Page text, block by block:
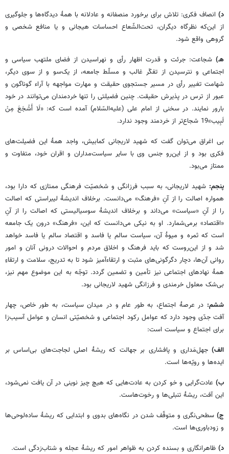
د) انصاف فکری: تلاش برای برخورد منصفانه و عادلانه با همۀ دیدگاه‌ها و جلوگیری
از ‌این‌که نظرگاه دیگران، تحت‌الشّعاع احساسات هیجانی و یا منافع شخصی و
گروهی واقع شود.
هـ) شجاعت: جرئت و قدرت اظهار رأی و نهراسیدن از فضای ملتهب سیاسی و
اجتماعی و نترسیدن از تفکّر غالب و مسلّط جامعه، از یک‌سو و از سوی دیگر،
شهامت تغییر رأی در مسیر جستجوی حقیقت و مهارت مواجهه با آراء گوناگون و
عبور از ترس در پذیرش حقیقت. چنین فضیلتی را تنها خردمندان می‌توانند در خود
بارور نمایند. در سخنی از امام علی (علیه‌السّلام) آمده است که: «لَا أَشْجَعَ مِنْ‏
لَبِیب»19 شجاع‌تر از خردمند وجود ندارد.
بی اغراق می‌توان گفت که شهید لاریجانی کمابیش، واجد همۀ این فضیلت‌های
فکری بود و از این‌رو جنس وی با سایر سیاست‌مداران و اقران خود، متفاوت و
ممتاز می‌بود.
پنجم: شهید لاریجانی، به سبب فرزانگی و شخصیّت فرهنگی ممتازی که دارا بود،
همواره اصالت را از آنِ «فرهنگ» می‌دانست. برخلاف اندیشۀ لیبراستی که اصالت
را از آنِ «سیاست» می‌داند و برخلاف اندیشۀ سوسیالیستی که اصالت را از آنِ
«اقتصاد» برمی‌شمارد. او به نیکی می‌دانست که این، «فرهنگ» درون یک جامعه
است که ثمره و میوۀ آن، سیاست سالم یا فاسد و اقتصاد سالم یا فاسد خواهد
شد و از این‌روست که باید فرهنگ و اخلاق مردم و احوالات درونی آنان و امور
روانی آن‌ها، دچار دگرگونی‌های مثبت و ارتقاءآمیز شود تا به تدریج، سلامت و ارتقاءِ
همۀ نهادهای اجتماعی نیز تأمین و تضمین گردد. توجّه به این موضوع مهم نیز،
بی‌شک معلول خرمندی و فرزانگی شهید لاریجانی بود.
ششم: در عرصۀ اجتماع، به طور عام و در میدان سیاست، به طور خاص، چهار
آفت جدّی وجود دارد که عوامل رکود اجتماعی و شخصیّتی انسان و عوامل آسیب‌زا
برای اجتماع و سیاست است:
الف) جهل‌مَداری و پافشاری بر جهالت که ریشۀ اصلی لجاجت‌های بی‌اساس بر
ایده‌ها و رویّه‌ها است.
ب) عادت‌گرایی و خو کردن به عادت‌هایی که هیچ چیز نوینی در آن یافت نمی‌شود،
این آفت، ریشۀ تنبلی‌ها و رخوت‌هاست.
ج) سطحی‌نگری و متوقّف شدن در نگاه‌های بدوی و ابتدایی که ریشۀ ساده‌لوحی‌ها
و زودباوری‌ها است.
د) ظاهرانگاری و بسنده کردن به ظواهر امور که ریشۀ عجله و شتاب‌زدگی است.